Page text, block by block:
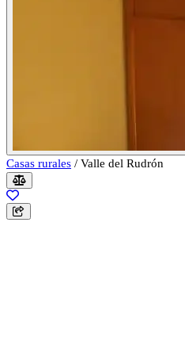
Casas rurales / Valle del Rudrón